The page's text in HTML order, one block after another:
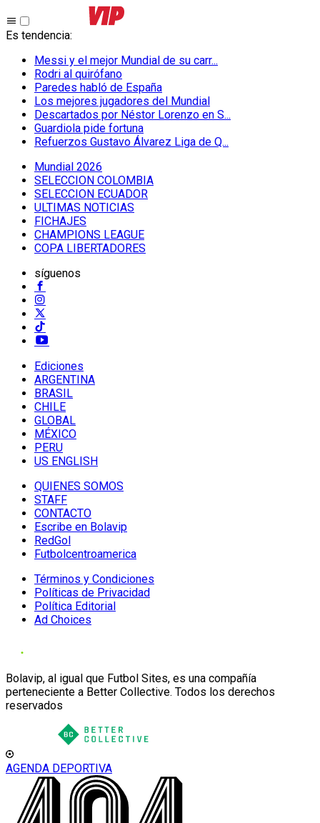
Es tendencia:
Messi y el mejor Mundial de su carr...
Rodri al quirófano
Paredes habló de España
Los mejores jugadores del Mundial
Descartados por Néstor Lorenzo en S...
Guardiola pide fortuna
Refuerzos Gustavo Álvarez Liga de Q...
Mundial 2026
SELECCION COLOMBIA
SELECCION ECUADOR
ULTIMAS NOTICIAS
FICHAJES
CHAMPIONS LEAGUE
COPA LIBERTADORES
síguenos
Ediciones
ARGENTINA
BRASIL
CHILE
GLOBAL
MÉXICO
PERU
US ENGLISH
QUIENES SOMOS
STAFF
CONTACTO
Escribe en Bolavip
RedGol
Futbolcentroamerica
Términos y Condiciones
Políticas de Privacidad
Política Editorial
Ad Choices
Bolavip, al igual que Futbol Sites, es una compañía
perteneciente a Better Collective. Todos los derechos
reservados
AGENDA DEPORTIVA